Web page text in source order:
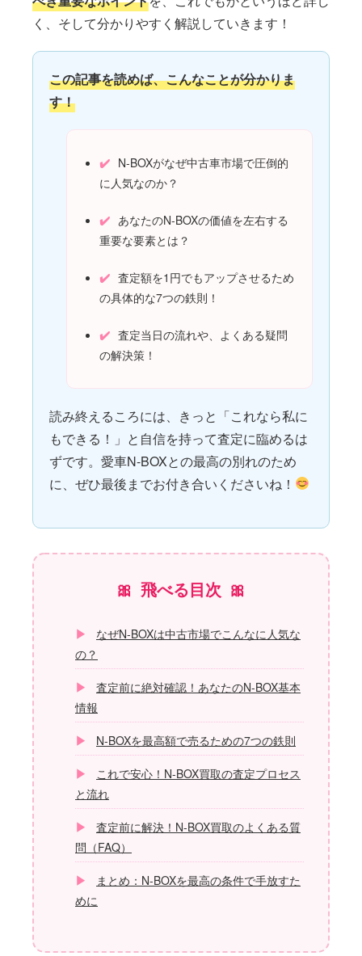
く、そして分かりやすく解説していきます！
この記事を読めば、こんなことが分かりま
す！
N-BOXがなぜ中古車市場で圧倒的
に人気なのか？
あなたのN-BOXの価値を左右する
重要な要素とは？
査定額を1円でもアップさせるため
の具体的な7つの鉄則！
査定当日の流れや、よくある疑問
の解決策！
読み終えるころには、きっと「これなら私に
もできる！」と自信を持って査定に臨めるは
ずです。愛車N-BOXとの最高の別れのため
に、ぜひ最後までお付き合いくださいね！
飛べる目次
なぜN-BOXは中古市場でこんなに人気な
の？
査定前に絶対確認！あなたのN-BOX基本
情報
N-BOXを最高額で売るための7つの鉄則
これで安心！N-BOX買取の査定プロセス
と流れ
査定前に解決！N-BOX買取のよくある質
問（FAQ）
まとめ：N-BOXを最高の条件で手放すた
めに